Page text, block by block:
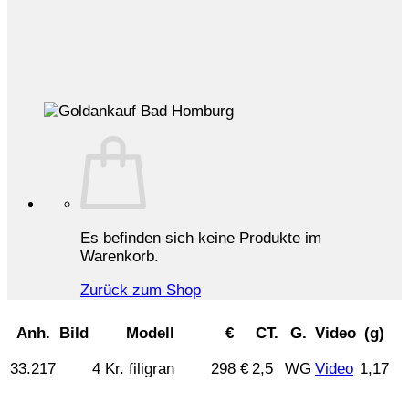
Es befinden sich keine Produkte im
Warenkorb.
Zurück zum Shop
Anh. Bild Modell € CT. G. Video (g)
33.217 4 Kr. filigran 298 € 2,5 WG Video 1,17